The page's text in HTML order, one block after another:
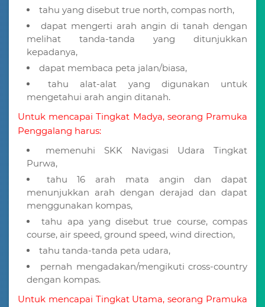
tahu yang disebut true north, compas north,
dapat mengerti arah angin di tanah dengan
melihat tanda-tanda yang ditunjukkan
kepadanya,
dapat membaca peta jalan/biasa,
tahu alat-alat yang digunakan untuk
mengetahui arah angin ditanah.
Untuk mencapai Tingkat Madya, seorang Pramuka
Penggalang harus:
memenuhi SKK Navigasi Udara Tingkat
Purwa,
tahu 16 arah mata angin dan dapat
menunjukkan arah dengan derajad dan dapat
menggunakan kompas,
tahu apa yang disebut true course, compas
course, air speed, ground speed, wind direction,
tahu tanda-tanda peta udara,
pernah mengadakan/mengikuti cross-country
dengan kompas.
Untuk mencapai Tingkat Utama, seorang Pramuka